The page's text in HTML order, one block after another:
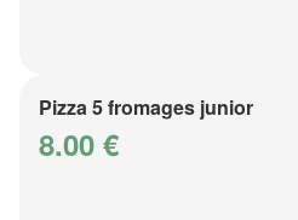
Pizza 5 fromages junior
8.00 €